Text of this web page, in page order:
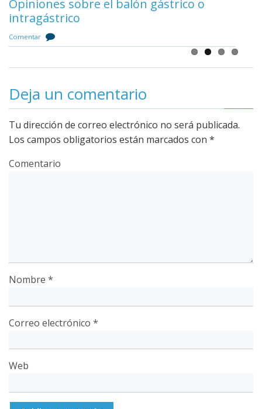
Comentar
Opiniones sobre el balón gástrico o
intragástrico
Comentar
Deja un comentario
Tu dirección de correo electrónico no será publicada.
Los campos obligatorios están marcados con *
Comentario
Nombre *
Correo electrónico *
Web